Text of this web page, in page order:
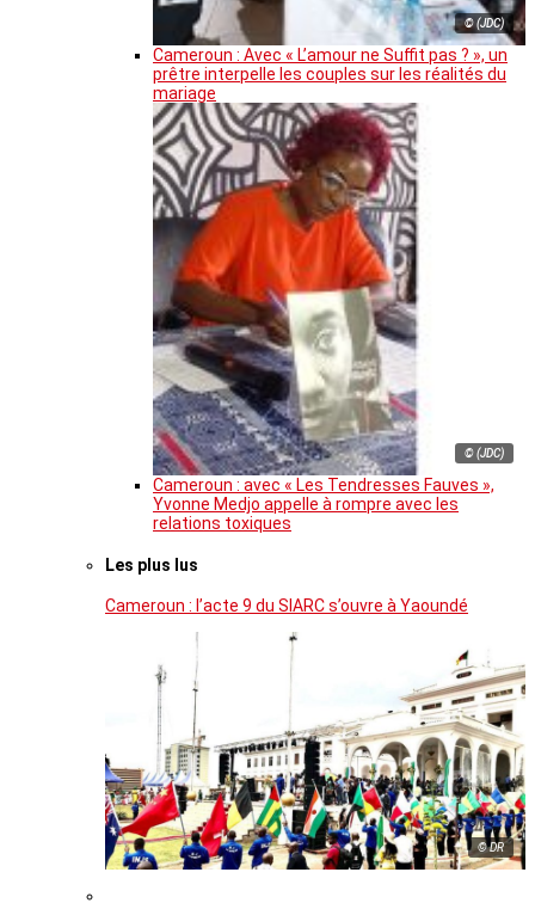
© (JDC)
Cameroun : Avec « L’amour ne Suffit pas ? », un
prêtre interpelle les couples sur les réalités du
mariage
© (JDC)
Cameroun : avec « Les Tendresses Fauves »,
Yvonne Medjo appelle à rompre avec les
relations toxiques
Les plus lus
Cameroun : l’acte 9 du SIARC s’ouvre à Yaoundé
© DR